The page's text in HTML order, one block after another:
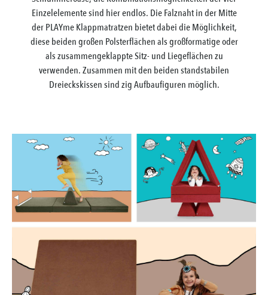
Einzelelemente sind hier endlos. Die Falznaht in der Mitte
der PLAYme Klappmatratzen bietet dabei die Möglichkeit,
diese beiden großen Polsterflächen als großformatige oder
als zusammengeklappte Sitz- und Liegeflächen zu
verwenden. Zusammen mit den beiden standstabilen
Dreieckskissen sind zig Aufbaufiguren möglich.